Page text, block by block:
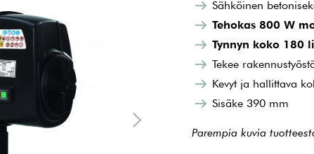
Sähköinen
Tehokas 800 W
Tynnyn koko 180
Tekee
Kevyt ja hallittava
Sisäke 390 mm
Parempia kuvia